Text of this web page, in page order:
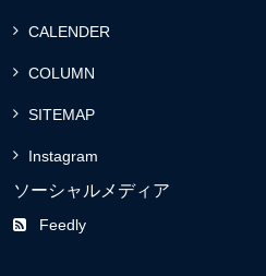
CALENDER
COLUMN
SITEMAP
Instagram
ソーシャルメディア
Feedly